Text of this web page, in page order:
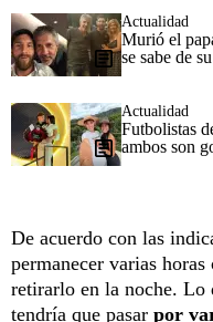
Actualidad
Murió el
se sabe de
Actualidad
Futbolistas
ambos son
De acuerdo con las
permanecer varias
retirarlo en la noche. Lo
tendría que pasar por